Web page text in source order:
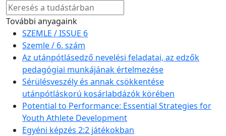
További anyagaink
SZEMLE / ISSUE 6
Szemle / 6. szám
Az utánpótlásedző nevelési feladatai, az edzők
pedagógiai munkájának értelmezése
Sérülésveszély és annak csökkentése
utánpótláskorú kosárlabdázók körében
Potential to Performance: Essential Strategies for
Youth Athlete Development
Egyéni képzés 2:2 játékokban